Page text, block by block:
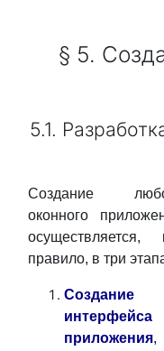
§ 5.
5.1.
Создание
оконного
осуществляется,
правило, в три
Создание
интерфейса
приложения,